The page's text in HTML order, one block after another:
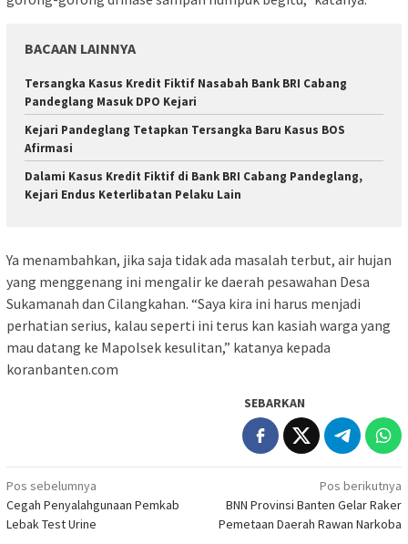
BACAAN LAINNYA
Tersangka Kasus Kredit Fiktif Nasabah Bank BRI Cabang
Pandeglang Masuk DPO Kejari
Kejari Pandeglang Tetapkan Tersangka Baru Kasus BOS
Afirmasi
Dalami Kasus Kredit Fiktif di Bank BRI Cabang Pandeglang,
Kejari Endus Keterlibatan Pelaku Lain
Ya menambahkan, jika saja tidak ada masalah terbut, air hujan
yang menggenang ini mengalir ke daerah pesawahan Desa
Sukamanah dan Cilangkahan. “Saya kira ini harus menjadi
perhatian serius, kalau seperti ini terus kan kasiah warga yang
mau datang ke Mapolsek kesulitan,” katanya kepada
koranbanten.com
SEBARKAN
Navigasi
pos
Pos sebelumnya
Cegah Penyalahgunaan Pemkab
Lebak Test Urine
Pos berikutnya
BNN Provinsi Banten Gelar Raker
Pemetaan Daerah Rawan Narkoba